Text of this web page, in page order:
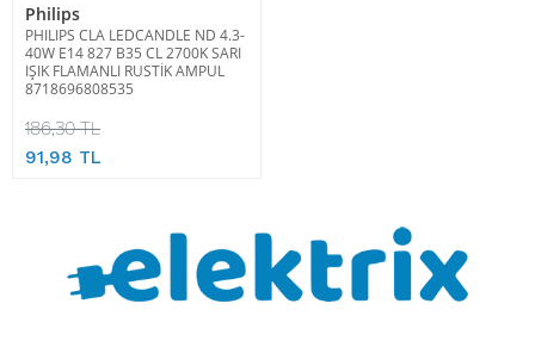
Philips
PHILIPS CLA LEDCANDLE ND 4.3-
40W E14 827 B35 CL 2700K SARI
IŞIK FLAMANLI RUSTİK AMPUL
8718696808535
186,30 TL
91,98 TL